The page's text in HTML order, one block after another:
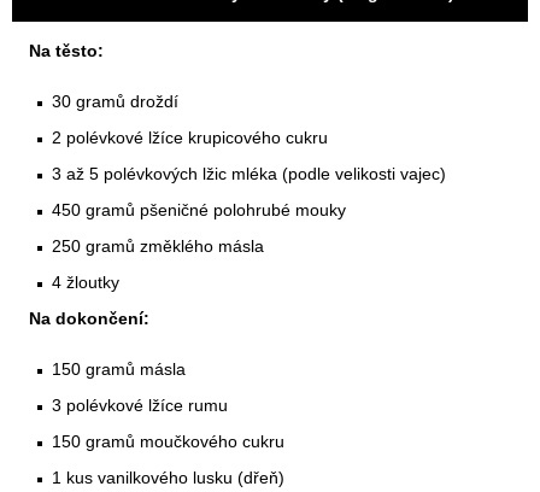
Na těsto:
30 gramů droždí
2 polévkové lžíce krupicového cukru
3 až 5 polévkových lžic mléka (podle velikosti vajec)
450 gramů pšeničné polohrubé mouky
250 gramů změklého másla
4 žloutky
Na dokončení:
150 gramů másla
3 polévkové lžíce rumu
150 gramů moučkového cukru
1 kus vanilkového lusku (dřeň)